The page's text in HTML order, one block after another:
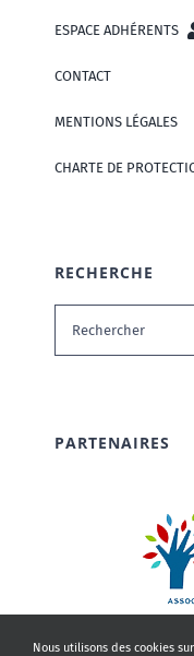
ESPACE ADHÉRENTS
CONTACT
MENTIONS LÉGALES
CHARTE DE
RECHERCHE
Rechercher:
PARTENAIRES
Nous utilisons des cookies